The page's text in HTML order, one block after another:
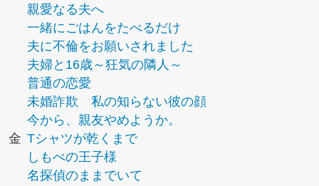
親愛なる夫へ
一緒にごはんをたべるだけ
夫に不倫をお願いされました
夫婦と16歳～狂気の隣人～
普通の恋愛
未婚詐欺 私の知らない彼の顔
今から、親友やめようか。
金 Tシャツが乾くまで
しもべの王子様
名探偵のままでいて